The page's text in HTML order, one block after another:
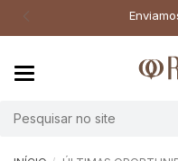
Enviamos para todo